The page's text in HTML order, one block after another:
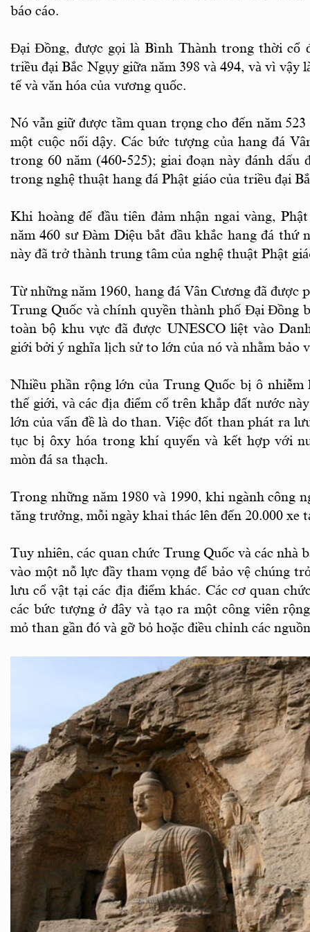
báo cáo.
Đại Đồng, được gọi là Bình Thành trong thời cổ
triều đại Bắc Ngụy giữa năm 398 và 494, và vì
tế và văn hóa của vương quốc.
Nó vẫn giữ được tầm quan trọng cho đến năm
một cuộc nổi dậy. Các bức tượng của hang đá
trong 60 năm (460-525); giai đoạn này đánh dấu
trong nghệ thuật hang đá Phật giáo của triều đại
Khi hoàng đế đầu tiên đảm nhận ngai vàng,
năm 460 sư Đàm Diệu bắt đầu khắc hang đá thứ
này đã trở thành trung tâm của nghệ thuật Phật
Từ những năm 1960, hang đá Vân Cương đã được
Trung Quốc và chính quyền thành phố Đại Đồng
toàn bộ khu vực đã được UNESCO liệt vào
giới bởi ý nghĩa lịch sử to lớn của nó và nhằm bảo
Nhiều phần rộng lớn của Trung Quốc bị ô
thế giới, và các địa điểm cổ trên khắp đất nước
lớn của vấn đề là do than. Việc đốt than phát ra
tục bị ôxy hóa trong khí quyển và kết hợp với
mòn đá sa thạch.
Trong những năm 1980 và 1990, khi ngành công
tăng trưởng, mỗi ngày khai thác lên đến 20.000 xe
Tuy nhiên, các quan chức Trung Quốc và các nhà
vào một nỗ lực đầy tham vọng để bảo vệ chúng
lưu cổ vật tại các địa điểm khác. Các cơ quan
các bức tượng ở đây và tạo ra một công viên
mỏ than gần đó và gỡ bỏ hoặc điều chỉnh các